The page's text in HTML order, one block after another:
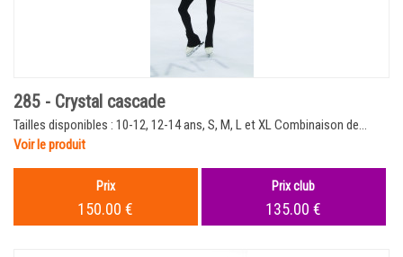
285 - Crystal cascade
Tailles disponibles : 10-12, 12-14 ans, S, M, L et XL Combinaison de...
Voir le produit
Prix
150.00 €
Prix club
135.00 €